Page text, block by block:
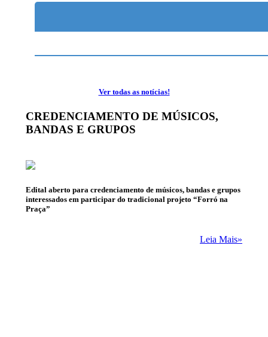
Ver todas as notícias!
CREDENCIAMENTO DE MÚSICOS,
BANDAS E GRUPOS
Edital aberto para credenciamento de músicos, bandas e grupos
interessados em participar do tradicional projeto “Forró na
Praça”
Leia Mais»